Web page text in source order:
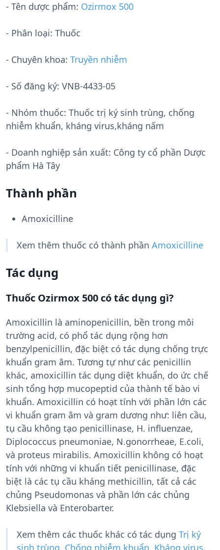
- Tên dược phẩm: Ozirmox 500
- Phân loại: Thuốc
- Chuyên khoa: Truyền nhiễm
- Số đăng ký: VNB-4433-05
- Nhóm thuốc: Thuốc trị ký sinh trùng, chống
nhiễm khuẩn, kháng virus,kháng nấm
- Doanh nghiệp sản xuất: Công ty cổ phần Dược
phẩm Hà Tây
Thành phần
Amoxicilline
Xem thêm thuốc có thành phần Amoxicilline
Tác dụng
Thuốc Ozirmox 500 có tác dụng gì?
Amoxicillin là aminopenicillin, bền trong môi
trường acid, có phổ tác dụng rộng hơn
benzylpenicillin, đặc biệt có tác dụng chống trực
khuẩn gram âm. Tương tự như các penicillin
khác, amoxicillin tác dụng diệt khuẩn, do ức chế
sinh tổng hợp mucopeptid của thành tế bào vi
khuẩn. Amoxicillin có hoạt tính với phần lớn các
vi khuẩn gram âm và gram dương như: liên cầu,
tụ cầu không tạo penicillinase, H. influenzae,
Diplococcus pneumoniae, N.gonorrheae, E.coli,
và proteus mirabilis. Amoxicillin không có hoạt
tính với những vi khuẩn tiết penicillinase, đặc
biệt là các tụ cầu kháng methicillin, tất cả các
chủng Pseudomonas và phần lớn các chủng
Klebsiella và Enterobarter.
Xem thêm các thuốc khác có tác dụng Trị ký
sinh trùng, Chống nhiễm khuẩn, Kháng virus,